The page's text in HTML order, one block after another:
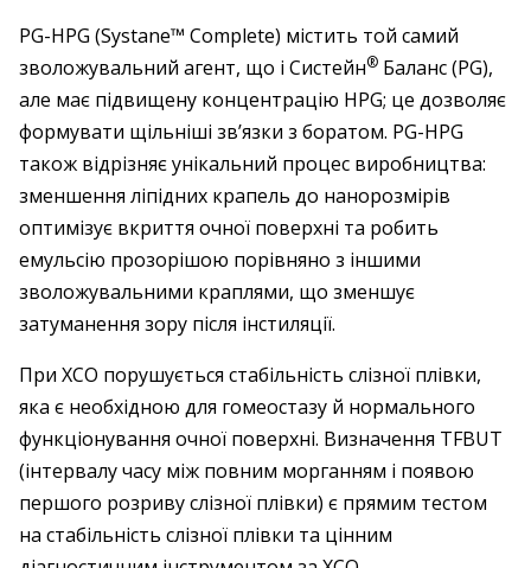
PG-HPG (Systane™ Complete) містить той самий
зволожувальний агент, що і Систейн® Баланс (PG),
але має підвищену концентрацію HPG; це дозволяє
формувати щільніші зв’язки з боратом. PG-HPG
також відрізняє унікальний процес виробництва:
зменшення ліпідних крапель до нанорозмірів
оптимізує вкриття очної поверхні та робить
емульсію прозорішою порівняно з іншими
зволожувальними краплями, що зменшує
затуманення зору після інстиляції.
При ХСО порушується стабільність слізної плівки,
яка є необхідною для гомеостазу й нормального
функціонування очної поверхні. Визначення TFBUT
(інтервалу часу між повним морганням і появою
першого розриву слізної плівки) є прямим тестом
на стабільність слізної плівки та цінним